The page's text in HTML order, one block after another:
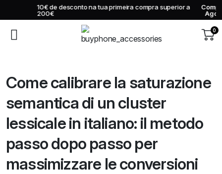
10€ de desconto na tua primeira compra superior a
Comprar
0
Come calibrare la saturazione
semantica di un cluster
lessicale in italiano: il metodo
passo dopo passo per
massimizzare le conversioni